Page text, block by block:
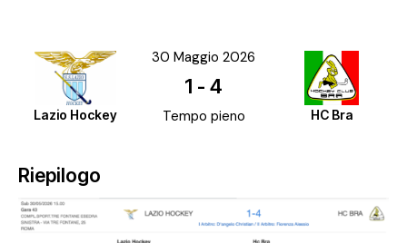
Lazio Hockey HC Bra
30 Maggio 2026
1 - 4
Tempo pieno
Riepilogo